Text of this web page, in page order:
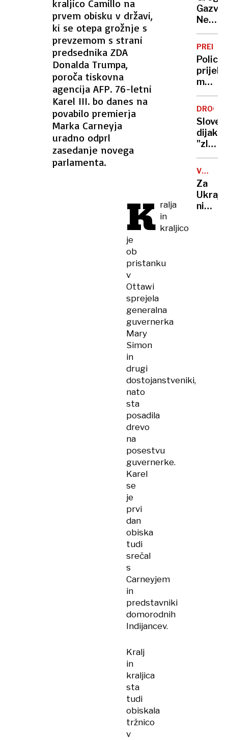
kraljico Camillo na
prvem obisku v državi,
ki se otepa grožnje s
prevzemom s strani
predsednika ZDA
Donalda Trumpa,
poroča tiskovna
agencija AFP. 76-letni
Karel III. bo danes na
povabilo premierja
Marka Carneyja
uradno odprl
zasedanje novega
parlamenta.
K ralja
in
kraljico
je
ob
pristanku
v
Ottawi
sprejela
generalna
guvernerka
Mary
Simon
in
drugi
dostojanstveniki,
nato
sta
posadila
drevo
na
posestvu
guvernerke.
Karel
se
je
prvi
dan
obiska
tudi
srečal
s
Carneyjem
in
predstavniki
domorodnih
Indijancev.
Kralj
in
kraljica
sta
tudi
obiskala
tržnico
v
z
avtom
v
je
o
padcih
Policija
prijela
ki
naj
bi na
Viča
otroka
DROGE
dijaki
do
in
kreka
VOJNA
V
Za
ni